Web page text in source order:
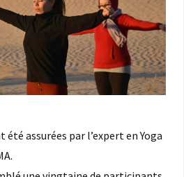
été assurées par l’expert en Yoga